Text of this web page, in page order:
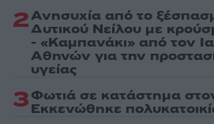
2Ανησυχία από το
Δυτικού Νείλου με
- «Καμπανάκι» από τον
Αθηνών για την
υγείας
3Φωτιά σε κατάστημα
Εκκενώθηκε